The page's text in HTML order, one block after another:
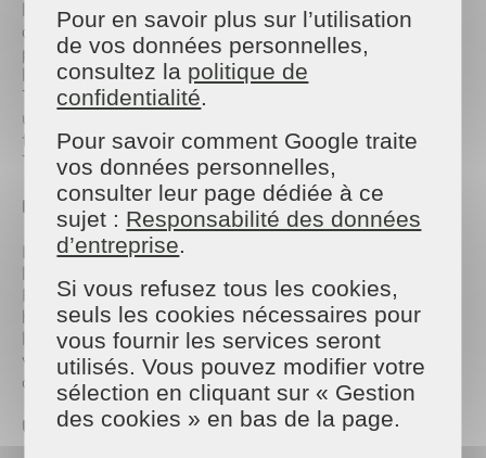
l'événement, a accueilli les visiteurs dans une
ambiance chaleureuse et conviviale. Les clients ont
pu acheter des bouteilles de lessive maison, dont
l'intégralité des bénéfices a été reversée au
Téléthon. Cette action solidaire a permis de récolter
une somme significative, contribuant ainsi à
financer la recherche et les projets de l'AFM-
Téléthon. 💰
Des Bénévoles Dévoués🙌
L'événement n'aurait pas été possible sans
l'engagement des bénévoles de Maison et Services
Pornic. Ces derniers ont consacré de nombreuses
heures à la préparation de la lessive, à
l'organisation de l'événement et à l'accueil des
visiteurs. Leur dévouement et leur enthousiasme
ont été salués par tous les participants. 👏
Un Impact Positif 🌈
Pour en savoir plus sur l’utilisation
de vos données personnelles,
consultez la politique de
confidentialité.
Pour savoir comment Google traite
vos données personnelles,
consulter leur page dédiée à ce
sujet : Responsabilité des données
d’entreprise.
Si vous refusez tous les cookies,
seuls les cookies nécessaires pour
vous fournir les services seront
utilisés. Vous pouvez modifier votre
sélection en cliquant sur « Gestion
des cookies » en bas de la page.